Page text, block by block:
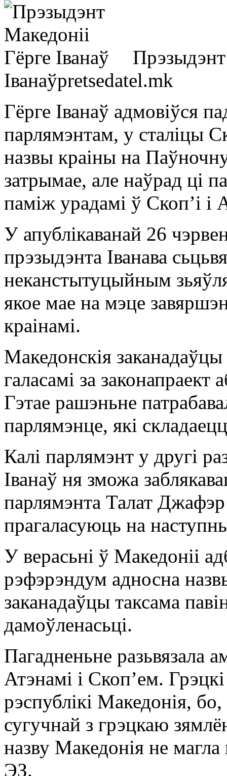
Іванаўpretsedatel.mk
Гёрге Іванаў адмовіўся
парлямэнтам, у сталіцы
назвы краіны на
затрымае, але наўрад ці
паміж урадамі ў Скопʼі і
У апублікаванай 26
прэзыдэнта Іванава
неканстытуцыйным
якое мае на мэце
краінамі.
Македонскія заканадаўцы
галасамі за
Гэтае рашэньне
парлямэнце, які
Калі парлямэнт у другі
Іванаў ня зможа
парлямэнта Талат
прагаласуюць на
У верасьні ў Македоніі
рэфэрэндум адносна
заканадаўцы таксама
дамоўленасьці.
Пагадненьне разьвязала
Атэнамі і Скопʼем.
рэспублікі Македонія,
сугучнай з грэцкаю
назву Македонія не
ЭЗ.